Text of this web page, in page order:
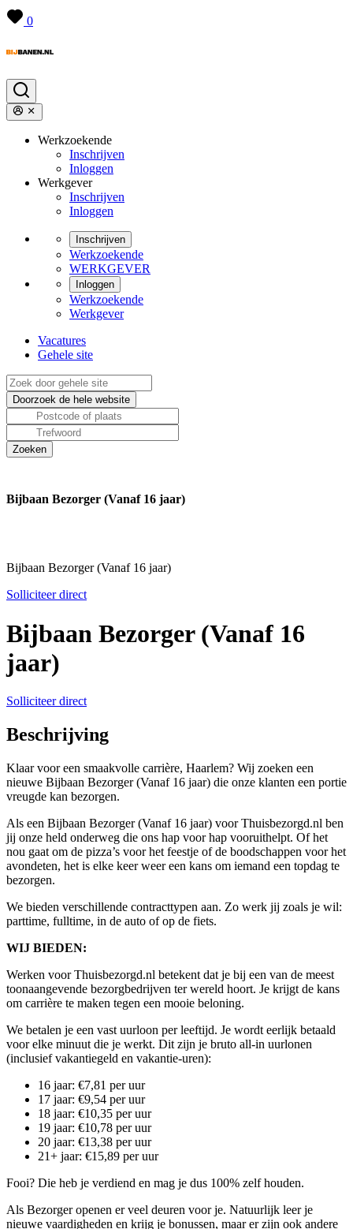
0
Werkzoekende
Inschrijven
Inloggen
Werkgever
Inschrijven
Inloggen
Inschrijven
Werkzoekende
WERKGEVER
Inloggen
Werkzoekende
Werkgever
Vacatures
Gehele site
Bijbaan Bezorger (Vanaf 16 jaar)
Bijbaan Bezorger (Vanaf 16 jaar)
Solliciteer direct
Bijbaan Bezorger (Vanaf 16
jaar)
Solliciteer direct
Beschrijving
Klaar voor een smaakvolle carrière, Haarlem? Wij zoeken een
nieuwe Bijbaan Bezorger (Vanaf 16 jaar) die onze klanten een portie
vreugde kan bezorgen.
Als een Bijbaan Bezorger (Vanaf 16 jaar) voor Thuisbezorgd.nl ben
jij onze held onderweg die ons hap voor hap vooruithelpt. Of het
nou gaat om de pizza’s voor het feestje of de boodschappen voor het
avondeten, het is elke keer weer een kans om iemand een topdag te
bezorgen.
We bieden verschillende contracttypen aan. Zo werk jij zoals je wil:
parttime, fulltime, in de auto of op de fiets.
WIJ BIEDEN:
Werken voor Thuisbezorgd.nl betekent dat je bij een van de meest
toonaangevende bezorgbedrijven ter wereld hoort. Je krijgt de kans
om carrière te maken tegen een mooie beloning.
We betalen je een vast uurloon per leeftijd. Je wordt eerlijk betaald
voor elke minuut die je werkt. Dit zijn je bruto all-in uurlonen
(inclusief vakantiegeld en vakantie-uren):
16 jaar: €7,81 per uur
17 jaar: €9,54 per uur
18 jaar: €10,35 per uur
19 jaar: €10,78 per uur
20 jaar: €13,38 per uur
21+ jaar: €15,89 per uur
Fooi? Die heb je verdiend en mag je dus 100% zelf houden.
Als Bezorger openen er veel deuren voor je. Natuurlijk leer je
nieuwe vaardigheden en krijg je bonussen, maar er zijn ook andere